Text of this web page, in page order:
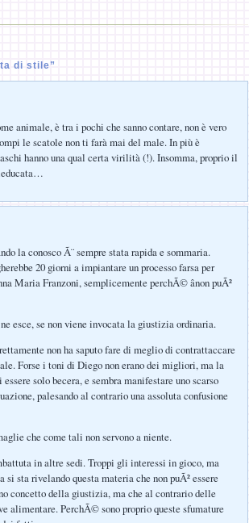
di stile”
animale, è tra i pochi che sanno contare, non è vero
le scatole non ti farà mai del male. In più è
hanno una qual certa virilità (!). Insomma, proprio il
la conosco Ã¨ sempre stata rapida e sommaria.
20 giorni a impiantare un processo farsa per
Maria Franzoni, semplicemente perchÃ© ânon puÃ²
esce, se non viene invocata la giustizia ordinaria.
non ha saputo fare di meglio di contrattaccare
Forse i toni di Diego non erano dei migliori, ma la
solo becera, e sembra manifestare uno scarso
palesando al contrario una assoluta confusione
che come tali non servono a niente.
in altre sedi. Troppi gli interessi in gioco, ma
si sta rivelando questa materia che non puÃ² essere
concetto della giustizia, ma che al contrario delle
alimentare. PerchÃ© sono proprio queste sfumature